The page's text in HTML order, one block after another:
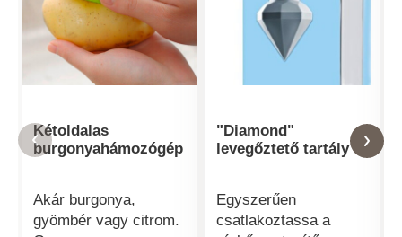
Kétoldalas
burgonyahámozógép
Akár burgonya,
gyömbér vagy citrom.
"Diamond"
levegőztető tartály
Egyszerűen
csatlakoztassa a